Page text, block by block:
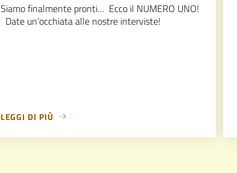
Siamo finalmente pronti… Ecco il NUMERO UNO!
Date un’occhiata alle nostre interviste!
LEGGI DI PIÙ